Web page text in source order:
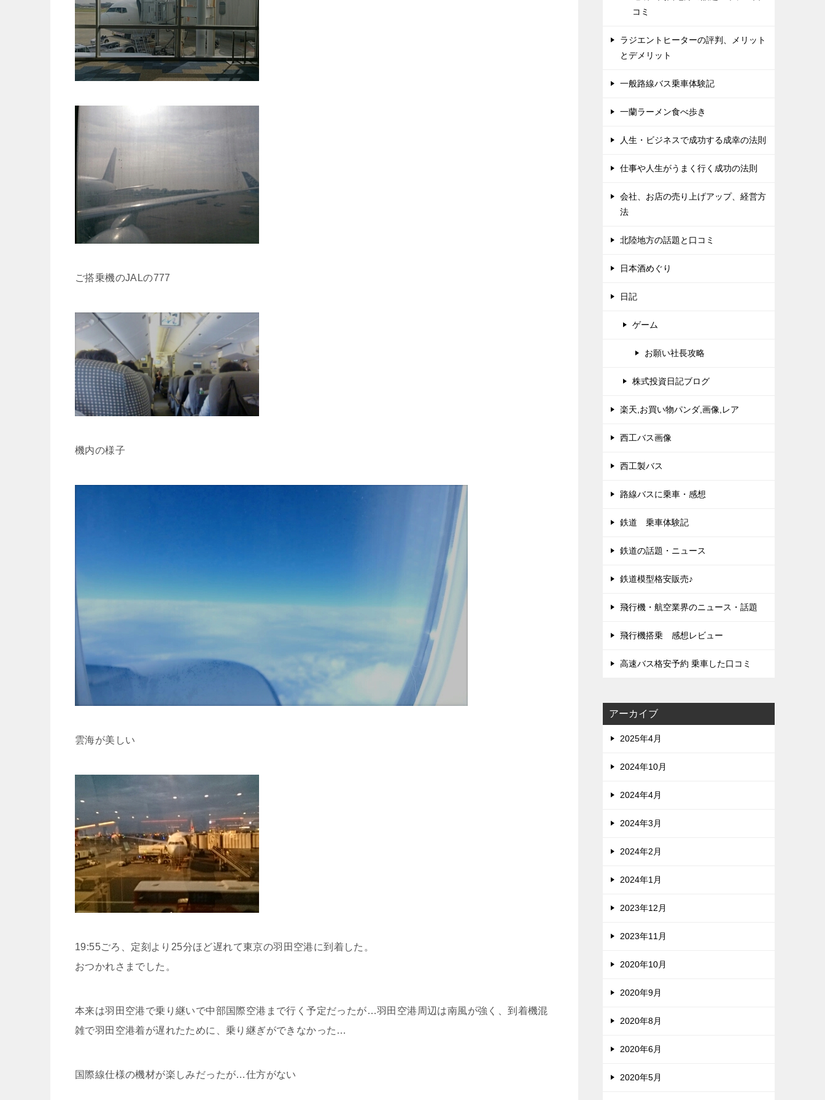
ご搭乗機のJALの777
機内の様子
雲海が美しい
19:55ごろ、定刻より25分ほど遅れて東京の羽田空港に到着した。
おつかれさまでした。
本来は羽田空港で乗り継いで中部国際空港まで行く予定だったが…羽田空港周辺は南風が強く、到着機混
雑で羽田空港着が遅れたために、乗り継ぎができなかった…
国際線仕様の機材が楽しみだったが…仕方がない
コミ
ラジエントヒーターの評判、メリット
とデメリット
一般路線バス乗車体験記
一蘭ラーメン食べ歩き
人生・ビジネスで成功する成幸の法則
仕事や人生がうまく行く成功の法則
会社、お店の売り上げアップ、経営方
法
北陸地方の話題と口コミ
日本酒めぐり
日記
ゲーム
お願い社長攻略
株式投資日記ブログ
楽天,お買い物パンダ,画像,レア
西工バス画像
西工製バス
路線バスに乗車・感想
鉄道 乗車体験記
鉄道の話題・ニュース
鉄道模型格安販売♪
飛行機・航空業界のニュース・話題
飛行機搭乗 感想レビュー
高速バス格安予約 乗車した口コミ
アーカイブ
2025年4月
2024年10月
2024年4月
2024年3月
2024年2月
2024年1月
2023年12月
2023年11月
2020年10月
2020年9月
2020年8月
2020年6月
2020年5月